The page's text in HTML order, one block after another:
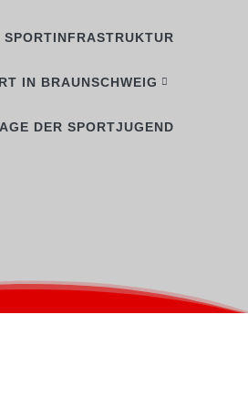
SPORTINFRASTRUKTUR
IN BRAUNSCHWEIG
DER SPORTJUGEND